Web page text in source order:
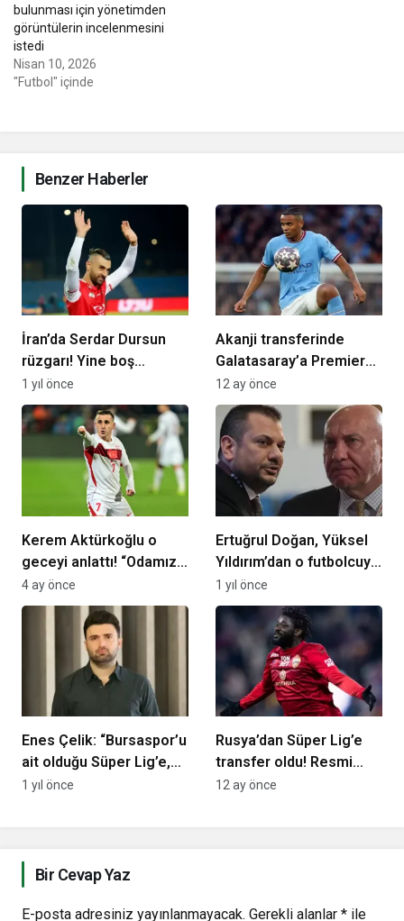
bulunması için yönetimden
görüntülerin incelenmesini
istedi
Nisan 10, 2026
"Futbol" içinde
Benzer Haberler
İran’da Serdar Dursun
rüzgarı! Yine boş
geçmedi…
1 yıl önce
Akanji transferinde
Galatasaray’a Premier
Lig’den rakip çıktı! Teklif
yapıldı…
12 ay önce
Kerem Aktürkoğlu o
geceyi anlattı! “Odamızın
içine bomba geldi”
4 ay önce
Ertuğrul Doğan, Yüksel
Yıldırım’dan o futbolcuyu
istedi! Pazarlıklar
başladı…
1 yıl önce
Enes Çelik: “Bursaspor’u
ait olduğu Süper Lig’e,
oradan da Avrupa’ya
1 yıl önce
Rusya’dan Süper Lig’e
transfer oldu! Resmi
açıklama geldi…
12 ay önce
Bir Cevap Yaz
E-posta adresiniz yayınlanmayacak. Gerekli alanlar * ile